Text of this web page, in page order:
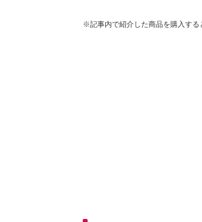
※記事内で紹介した商品を購入する